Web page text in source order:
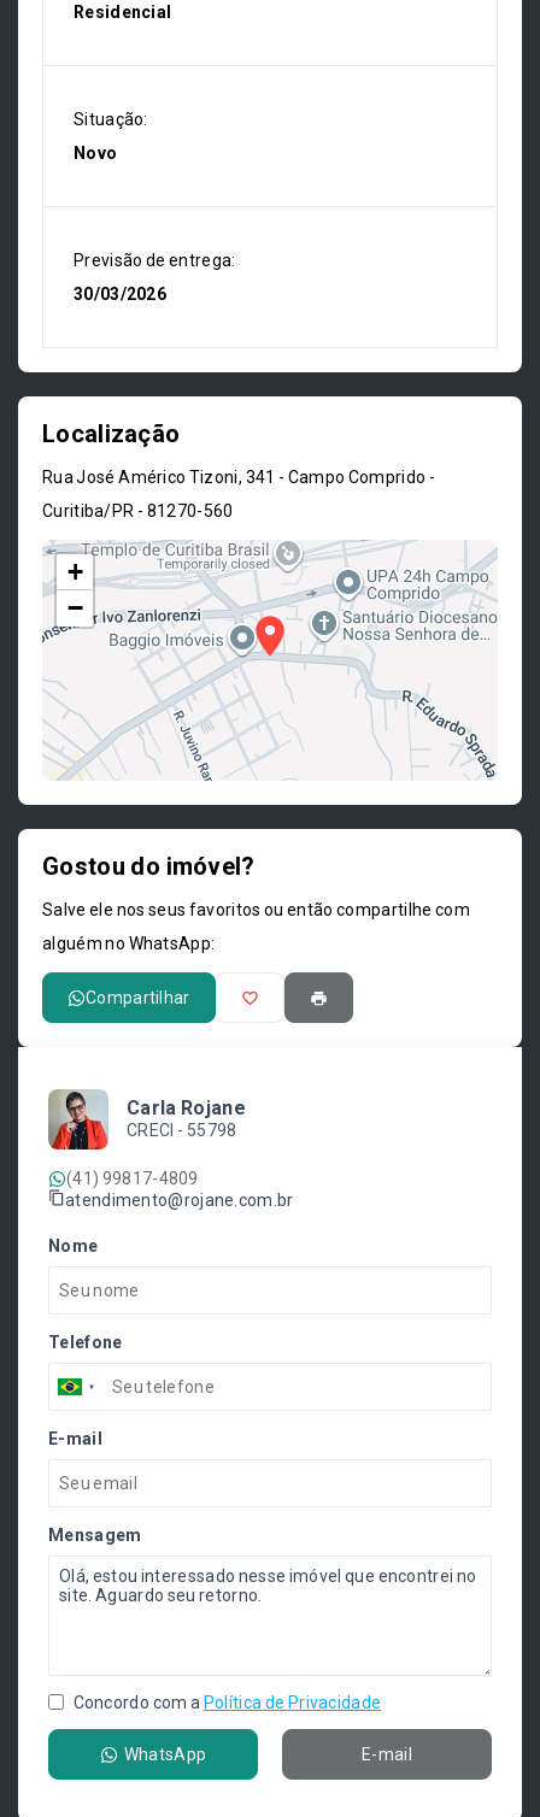
Residencial
Situação:
Novo
Previsão de entrega:
30/03/2026
Localização
Rua José Américo Tizoni, 341 - Campo Comprido -
Curitiba/PR - 81270-560
+
−
Gostou do imóvel?
Salve ele nos seus favoritos ou então compartilhe com
alguém no WhatsApp:
Compartilhar
Carla Rojane
CRECI - 55798
(41) 99817-4809
atendimento@rojane.com.br
Nome
Telefone
E-mail
Mensagem
Concordo com a Política de Privacidade
WhatsApp E-mail